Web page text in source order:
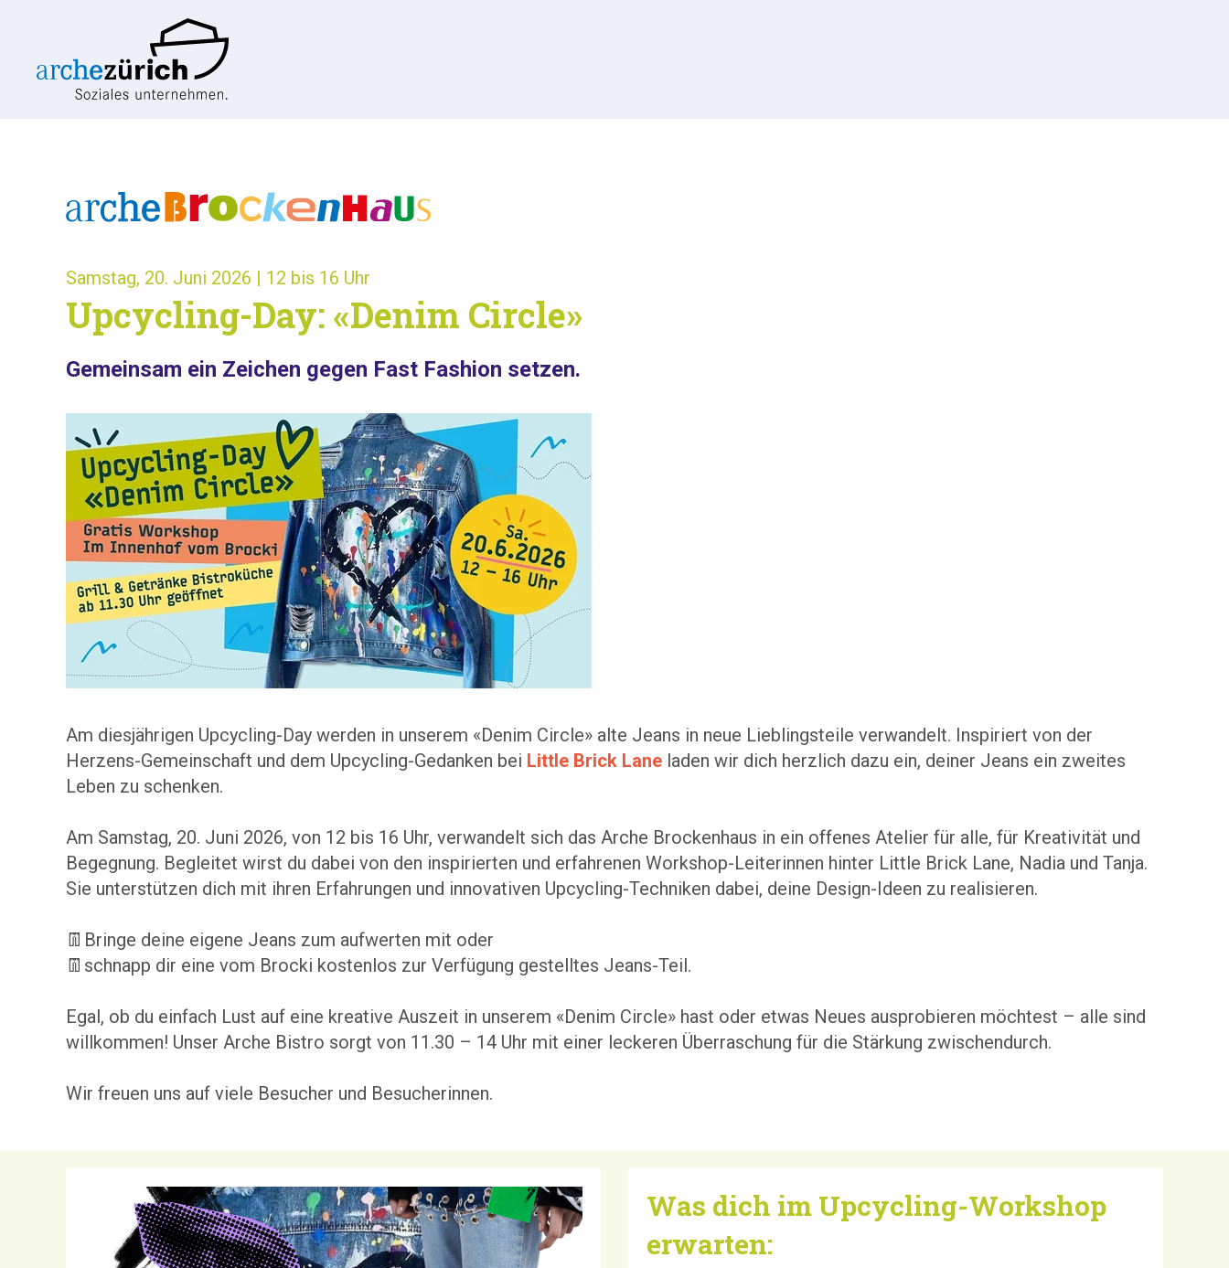
Samstag, 20. Juni 2026 | 12 bis 16 Uhr
Upcycling-Day: «Denim Circle»
Gemeinsam ein Zeichen gegen Fast Fashion setzen.
Am diesjährigen Upcycling-Day werden in unserem «Denim Circle» alte Jeans in neue Lieblingsteile verwandelt. Inspiriert von der
Herzens-Gemeinschaft und dem Upcycling-Gedanken bei Little Brick Lane laden wir dich herzlich dazu ein, deiner Jeans ein zweites
Leben zu schenken.
Am Samstag, 20. Juni 2026, von 12 bis 16 Uhr, verwandelt sich das Arche Brockenhaus in ein offenes Atelier für alle, für Kreativität und
Begegnung. Begleitet wirst du dabei von den inspirierten und erfahrenen Workshop-Leiterinnen hinter Little Brick Lane, Nadia und Tanja.
Sie unterstützen dich mit ihren Erfahrungen und innovativen Upcycling-Techniken dabei, deine Design-Ideen zu realisieren.
👖Bringe deine eigene Jeans zum aufwerten mit oder
👖schnapp dir eine vom Brocki kostenlos zur Verfügung gestelltes Jeans-Teil.
Egal, ob du einfach Lust auf eine kreative Auszeit in unserem «Denim Circle» hast oder etwas Neues ausprobieren möchtest – alle sind
willkommen! Unser Arche Bistro sorgt von 11.30 – 14 Uhr mit einer leckeren Überraschung für die Stärkung zwischendurch.
Wir freuen uns auf viele Besucher und Besucherinnen.
Was dich im Upcycling-Workshop
erwarten: